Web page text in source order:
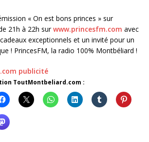
« On est bons princes » sur
21h à 22h surwww.princesfm.com avec
exceptionnels et un invité pour un
! PrincesFM, la radio 100% Montbéliard !
publicité
ToutMontbeliard.com :